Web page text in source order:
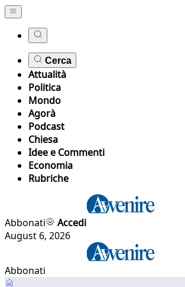
Cerca
Attualità
Politica
Mondo
Agorà
Podcast
Chiesa
Idee e Commenti
Economia
Rubriche
Abbonati
Accedi
August 6, 2026
Abbonati